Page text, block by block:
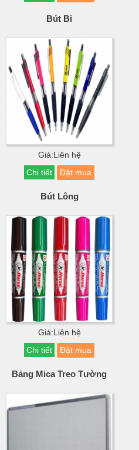
Bút Bi
Giá:Liên hệ
Chi tiết
Đặt mua
Bút Lông
Giá:Liên hệ
Chi tiết
Đặt mua
Bảng Mica Treo Tường